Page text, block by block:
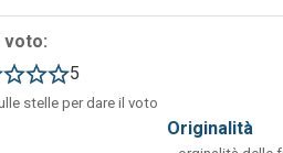
voto:
5
stelle per dare il voto
originalità